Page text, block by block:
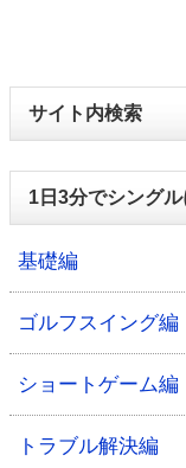
サイト内検索
1日3分でシング
基礎編
ゴルフスイング編
ショートゲーム編
トラブル解決編